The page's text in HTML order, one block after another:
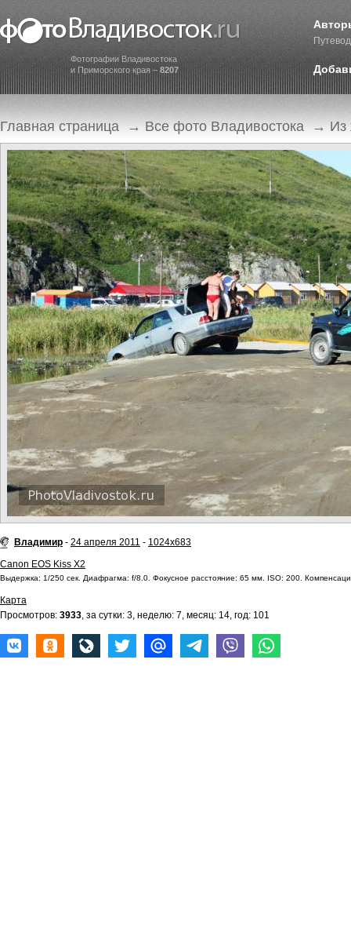
Фотографии Владивостока
и Приморского края – 8207
Главная страница → Все фото Владивостока → Из
Владимир - 24 апреля 2011 - 1024x683
Canon EOS Kiss X2
Выдержка: 1/250 сек. Диафрагма: f/8.0. Фокусное расстояние: 65 мм. ISO: 200.
Карта
Просмотров: 3933, за сутки: 3, неделю: 7, месяц: 14, год: 101